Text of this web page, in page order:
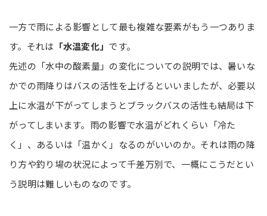
一方で雨による影響として最も複雑な要素がもう一つありま
す。それは 「水温変化」 です。
先述の「水中の酸素量」の変化についての説明では、暑いな
かでの雨降りはバスの活性を上げるといいましたが、必要以
上に水温が下がってしまうとブラックバスの活性も結局は下
がってしまいます。雨の影響で水温がどれくらい「冷た
く」、あるいは「温かく」なるのがいいのか。それは雨の降
り方や釣り場の状況によって千差万別で、一概にこうだとい
う説明は難しいものなのです。